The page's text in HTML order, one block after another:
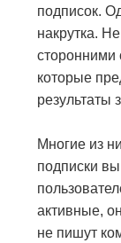
подписок.
накрутка.
сторонними
которые
результаты
Многие из
подписки
активные,
не пишут